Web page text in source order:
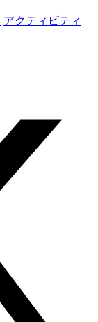
アクティビティ